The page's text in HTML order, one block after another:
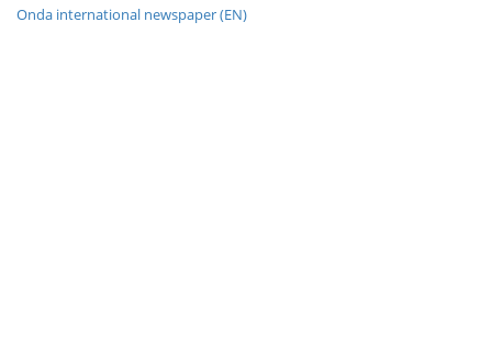
Onda international newspaper (EN)